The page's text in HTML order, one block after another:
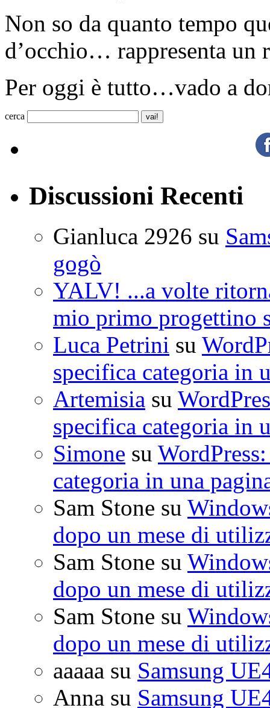
Non so da quanto tempo
d’occhio… rappresenta un
Per oggi è tutto…vado a
cerca
Discussioni Recenti
Gianluca 2926 su
gogò
YALV! ...a volte
mio primo progettino
Luca Petrini su
specifica categoria in
Artemisia su
specifica categoria in
Simone su
categoria in una
Sam Stone su
dopo un mese di
Sam Stone su
dopo un mese di
Sam Stone su
dopo un mese di
aaaaa su Samsung
Anna su Samsung